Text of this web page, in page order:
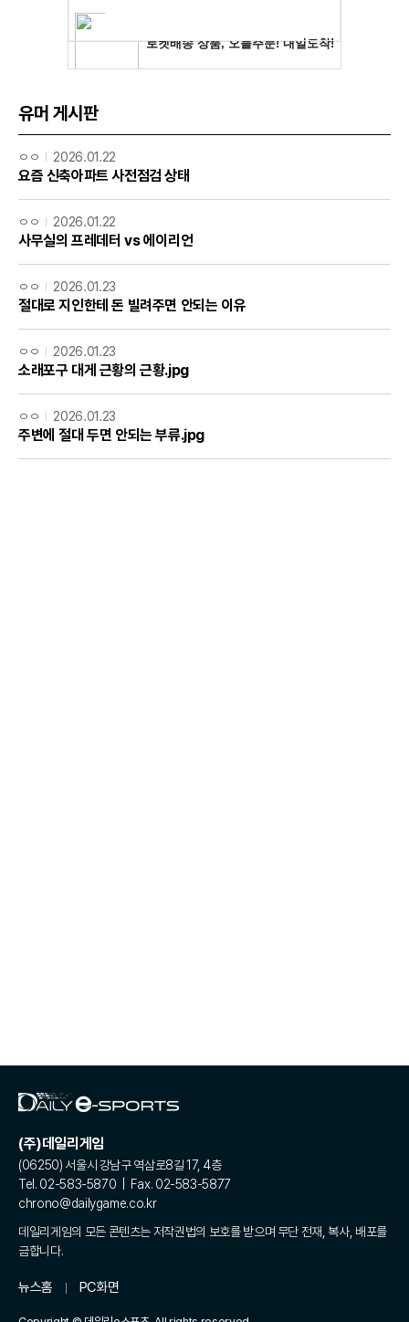
유머 게시판
ㅇㅇ 2026.01.22
요즘 신축아파트 사전점검 상태
ㅇㅇ 2026.01.22
사무실의 프레데터 vs 에이리언
ㅇㅇ 2026.01.23
절대로 지인한테 돈 빌려주면 안되는 이유
ㅇㅇ 2026.01.23
소래포구 대게 근황의 근황.jpg
ㅇㅇ 2026.01.23
주변에 절대 두면 안되는 부류.jpg
(주)데일리게임
(06250) 서울시 강남구 역삼로8길 17, 4층
Tel. 02-583-5870 | Fax. 02-583-5877
chrono@dailygame.co.kr
데일리게임의 모든 콘텐츠는 저작권법의 보호를 받으며 무단 전재, 복사, 배포를
금합니다.
뉴스홈 PC화면